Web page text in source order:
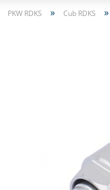
PKW RDKS » Cub RDKS »